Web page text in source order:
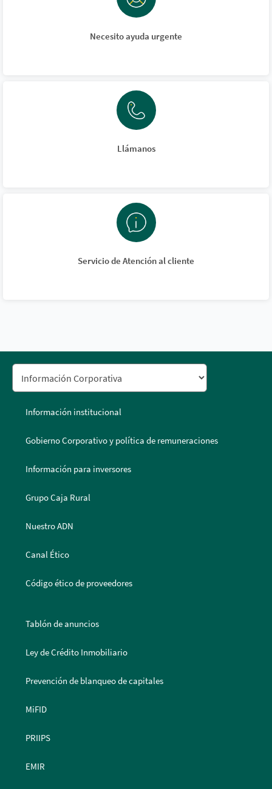
Necesito ayuda urgente
Llámanos
Servicio de Atención al cliente
Información institucional
Gobierno Corporativo y política de remuneraciones
Información para inversores
Grupo Caja Rural
Nuestro ADN
Canal Ético
Código ético de proveedores
Tablón de anuncios
Ley de Crédito Inmobiliario
Prevención de blanqueo de capitales
MiFID
PRIIPS
EMIR